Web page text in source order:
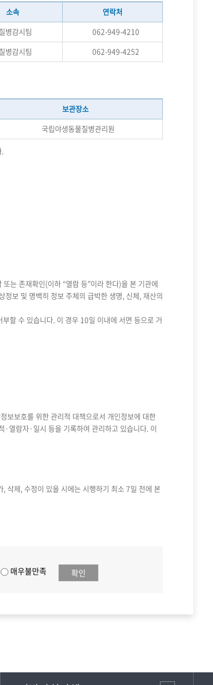
소속
연락처
질병감시팀
062-949-4210
질병감시팀 062-949-4252
보관장소
국립야생동물질병관리원
.
는 존재확인(이하 “열람 등”이라 한다)을 본 기관에
보 및 명백히 정보 주체의 급박한 생명, 신체, 재산의
할 수 있습니다. 이 경우 10일 이내에 서면 등으로 거
보보호를 위한 관리적 대책으로서 개인정보에 대한
열람자·일시 등을 기록하여 관리하고 있습니다. 이
삭제, 수정이 있을 시에는 시행하기 최소 7일 전에 본
매우불만족 확인